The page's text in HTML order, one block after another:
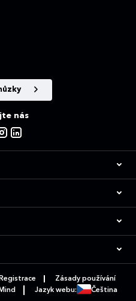
nás
Registrace
Zásady používání
Jazyk webu: Čeština